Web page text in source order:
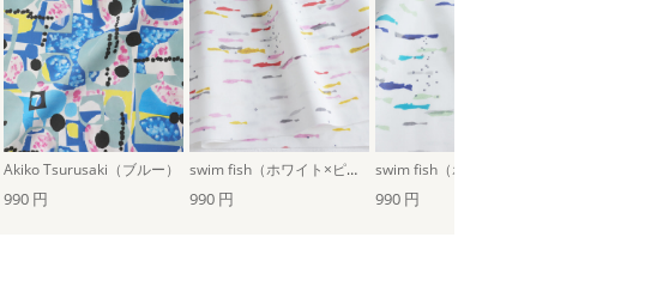
Akiko Tsurusaki（ブルー） swim fish（ホワイト×ピンク）
990 円 990 円 990 円